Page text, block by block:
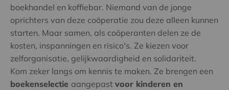
boekhandel en koffiebar. Niemand van de jonge
oprichters van deze coöperatie zou deze alleen kunnen
starten. Maar samen, als coöperanten delen ze de
kosten, inspanningen en risico's. Ze kiezen voor
zelforganisatie, gelijkwaardigheid en solidariteit.
Kom zeker langs om kennis te maken. Ze brengen een
boekenselectie aangepast voor kinderen en